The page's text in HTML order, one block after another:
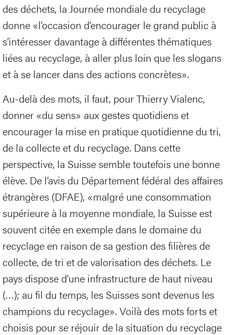
des déchets, la Journée mondiale du recyclage
donne «l’occasion d’encourager le grand public à
s’intéresser davantage à différentes thématiques
liées au recyclage, à aller plus loin que les slogans
et à se lancer dans des actions concrètes».
Au-delà des mots, il faut, pour Thierry Vialenc,
donner «du sens» aux gestes quotidiens et
encourager la mise en pratique quotidienne du tri,
de la collecte et du recyclage. Dans cette
perspective, la Suisse semble toutefois une bonne
élève. De l’avis du Département fédéral des affaires
étrangères (DFAE), «malgré une consommation
supérieure à la moyenne mondiale, la Suisse est
souvent citée en exemple dans le domaine du
recyclage en raison de sa gestion des filières de
collecte, de tri et de valorisation des déchets. Le
pays dispose d’une infrastructure de haut niveau
(…); au fil du temps, les Suisses sont devenus les
champions du recyclage». Voilà des mots forts et
choisis pour se réjouir de la situation du recyclage